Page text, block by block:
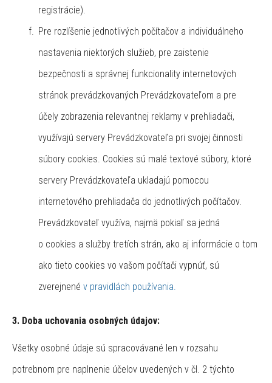
registrácie).
Pre rozlíšenie jednotlivých počítačov a individuálneho
nastavenia niektorých služieb, pre zaistenie
bezpečnosti a správnej funkcionality internetových
stránok prevádzkovaných Prevádzkovateľom a pre
účely zobrazenia relevantnej reklamy v prehliadači,
využívajú servery Prevádzkovateľa pri svojej činnosti
súbory cookies. Cookies sú malé textové súbory, ktoré
servery Prevádzkovateľa ukladajú pomocou
internetového prehliadača do jednotlivých počítačov.
Prevádzkovateľ využíva, najmä pokiaľ sa jedná
o cookies a služby tretích strán, ako aj informácie o tom
ako tieto cookies vo vašom počítači vypnúť, sú
zverejnené v pravidlách používania.
3. Doba uchovania osobných údajov:
Všetky osobné údaje sú spracovávané len v rozsahu
potrebnom pre naplnenie účelov uvedených v čl. 2 týchto